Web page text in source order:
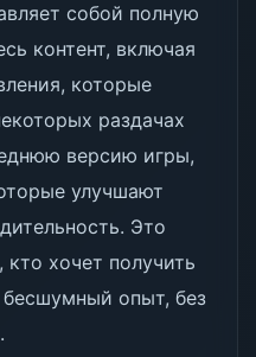
собой полную
контент, включая
которые
раздачах
версию игры,
улучшают
Это
хочет получить
опыт, без